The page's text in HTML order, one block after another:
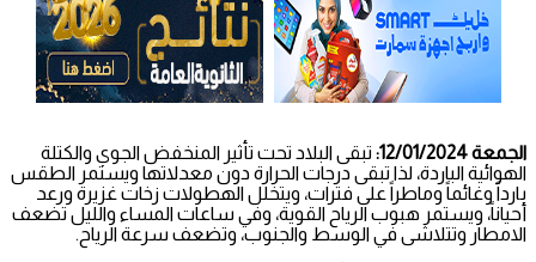
الجمعة 12/01/2024:
تبقى البلاد تحت تأثير المنخفض الجوي والكتلة
الهوائية الباردة، لذا تبقى درجات الحرارة دون معدلاتها ويستمر الطقس
بارداً وغائماً وماطراً على فترات، ويتخلل الهطولات زخات غزيرة ورعد
أحياناً، ويستمر هبوب الرياح القوية، وفي ساعات المساء والليل تضعف
الامطار وتتلاشى في الوسط والجنوب، وتضعف سرعة الرياح.